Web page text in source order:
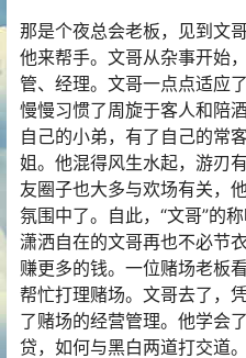
那是个夜总会老板，见到文
他来帮手。文哥从杂事开始
管、经理。文哥一点点适应
慢慢习惯了周旋于客人和陪
自己的小弟，有了自己的常
姐。他混得风生水起，游刃
友圈子也大多与欢场有关，
氛围中了。自此，“文哥”的
潇洒自在的文哥再也不必节
赚更多的钱。一位赌场老板
帮忙打理赌场。文哥去了，
了赌场的经营管理。他学会
贷，如何与黑白两道打交道